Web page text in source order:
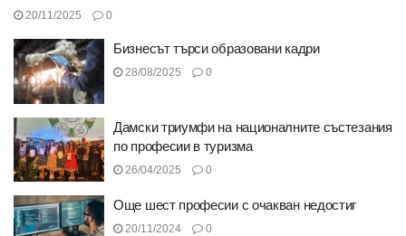
20/11/2025 0
Бизнесът търси образовани кадри
28/08/2025 0
Дамски триумфи на националните състезания
по професии в туризма
26/04/2025 0
Още шест професии с очакван недостиг
20/11/2024 0